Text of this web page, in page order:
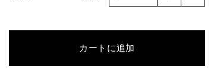
カートに追加